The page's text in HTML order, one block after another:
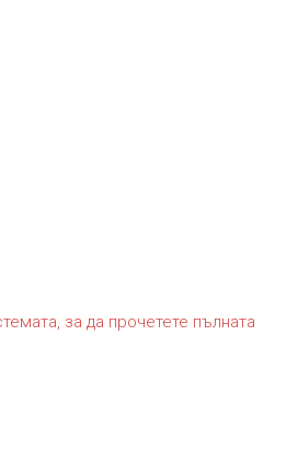
за да прочетете пълната